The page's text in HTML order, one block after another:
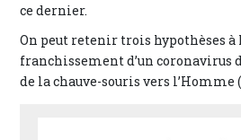
ce dernier.
On peut retenir trois hypothèses à
franchissement d’un coronavirus
de la chauve-souris vers l’Homme